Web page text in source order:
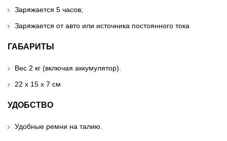
Заряжается 5 часов;
Заряжается от авто или источника постоянного тока
ГАБАРИТЫ
Вес 2 кг (включая аккумулятор).
22 х 15 х 7 см
УДОБСТВО
Удобные ремни на талию.